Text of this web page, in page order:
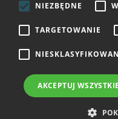
NIEZBĘDNE
TARGETOWANIE
AKCEPTUJ WSZYSTKIE